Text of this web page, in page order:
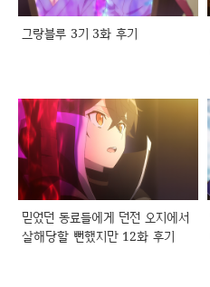
그랑블루 3기 3화 후기
믿었던 동료들에게 던전 오지에서
살해당할 뻔했지만 12화 후기